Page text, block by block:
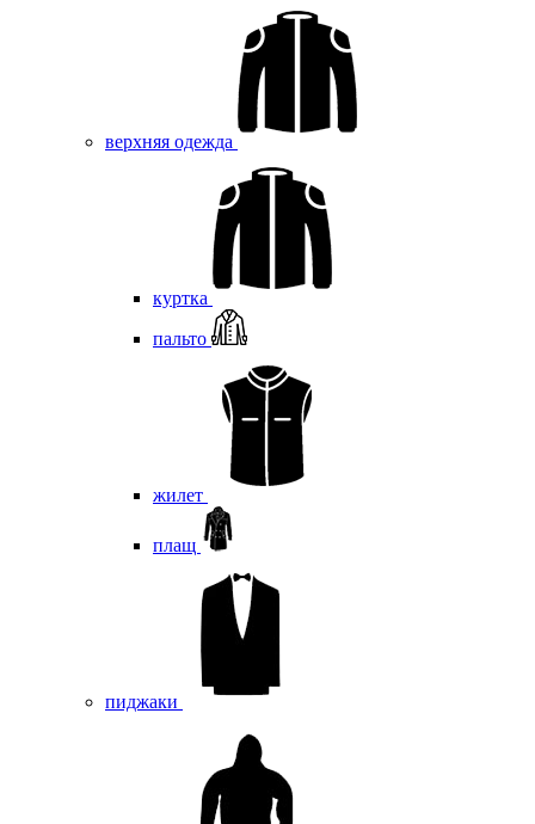
верхняя одежда
куртка
пальто
жилет
плащ
пиджаки